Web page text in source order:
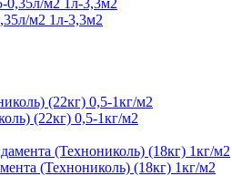
м2 1л-3,3м2
(22кг) 0,5-1кг/м2
(Технониколь) (18кг) 1кг/м2